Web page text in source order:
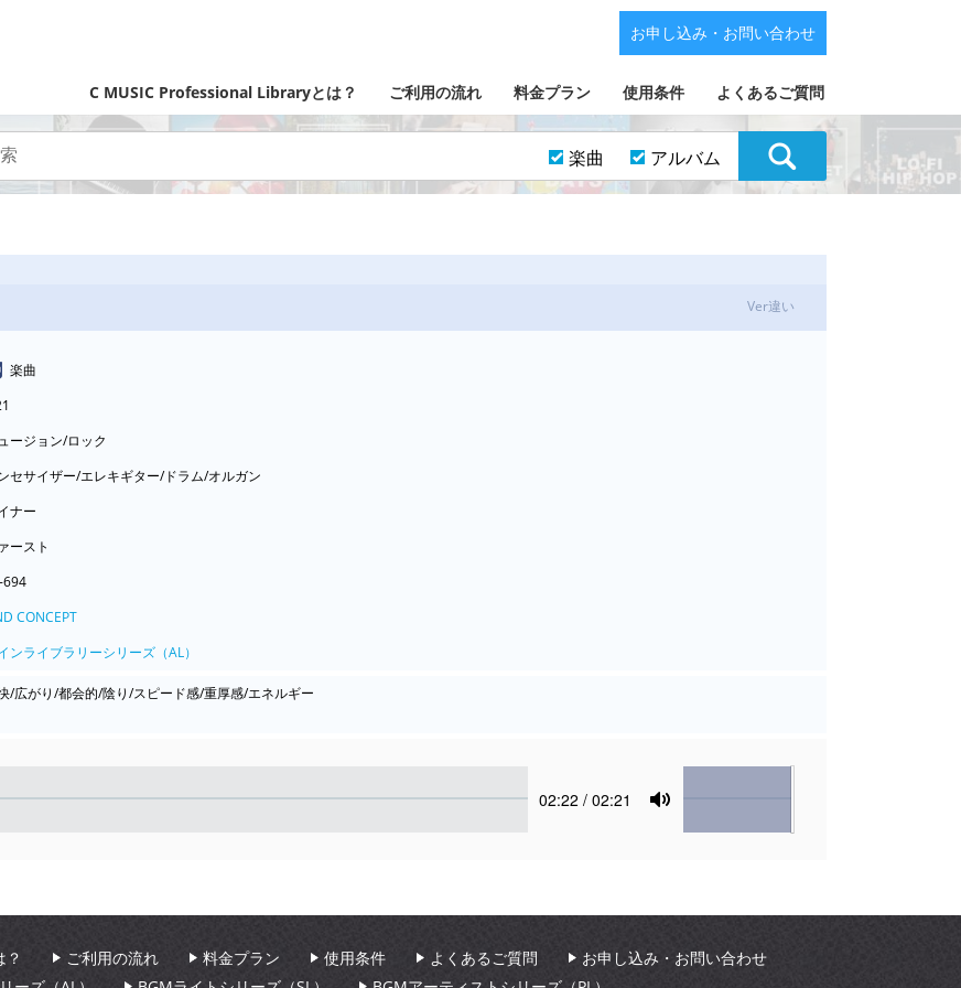
C MUSIC Professional Libraryとは？ ご利用の流れ 料金プラン 使用条件 よくあるご質問
お申し込み・お問い合わせ
楽曲 アルバム
Ver違い
楽曲
ージョン/ロック
セサイザー/エレキギター/ドラム/オルガン
ナー
ースト
694
CONCEPT
ンライブラリーシリーズ（AL）
/広がり/都会的/陰り/スピード感/重厚感/エネルギー
Current
02:22 / 02:21
Mute
Volume
ご利用の流れ 料金プラン 使用条件 よくあるご質問
お申し込み・お問い合わせ